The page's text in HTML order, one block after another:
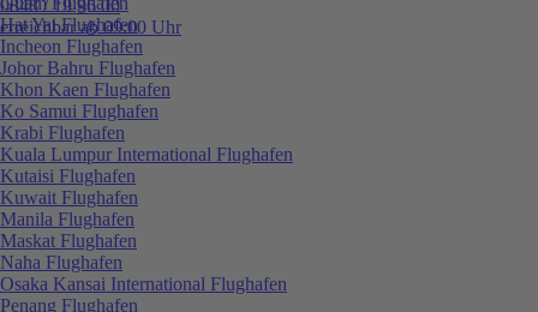
0848 / 19 96 00
erreichbar ab 09:00 Uhr
Hat Yai Flughafen
Incheon Flughafen
Johor Bahru Flughafen
Khon Kaen Flughafen
Ko Samui Flughafen
Krabi Flughafen
Kuala Lumpur International Flughafen
Kutaisi Flughafen
Kuwait Flughafen
Manila Flughafen
Maskat Flughafen
Naha Flughafen
Osaka Kansai International Flughafen
Penang Flughafen